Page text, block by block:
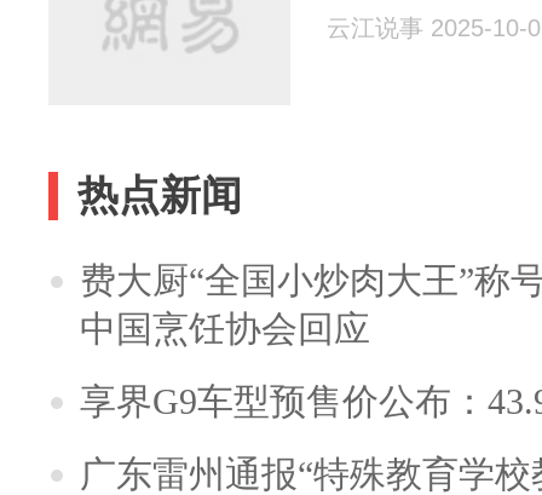
云江说事 2025-10-
热点新闻
费大厨“全国小炒肉大王”称
中国烹饪协会回应
享界G9车型预售价公布：
广东雷州通报“特殊教育学